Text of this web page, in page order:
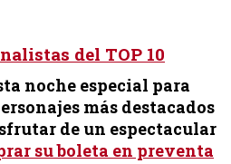
del TOP 10
noche especial para
más destacados
de un espectacular
su boleta en preventa